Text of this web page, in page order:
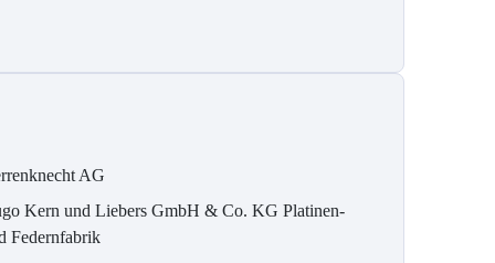
AG
Kern und Liebers GmbH & Co. KG Platinen-
Federnfabrik